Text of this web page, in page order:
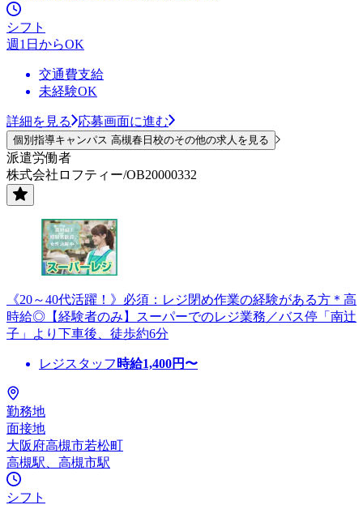
シフト
週1日からOK
交通費支給
未経験OK
詳細を見る 応募画面に進む
個別指導キャンパス 高槻春日校のその他の求人を見る
派遣労働者
株式会社ロフティー/OB20000332
《20～40代活躍！》必須：レジ閉め作業の経験がある方＊高
時給◎【経験者のみ】スーパーでのレジ業務／バス停「南辻
子」より下車後、徒歩約6分
レジスタッフ 時給1,400円〜
勤務地
面接地
大阪府高槻市若松町
高槻駅、高槻市駅
シフト